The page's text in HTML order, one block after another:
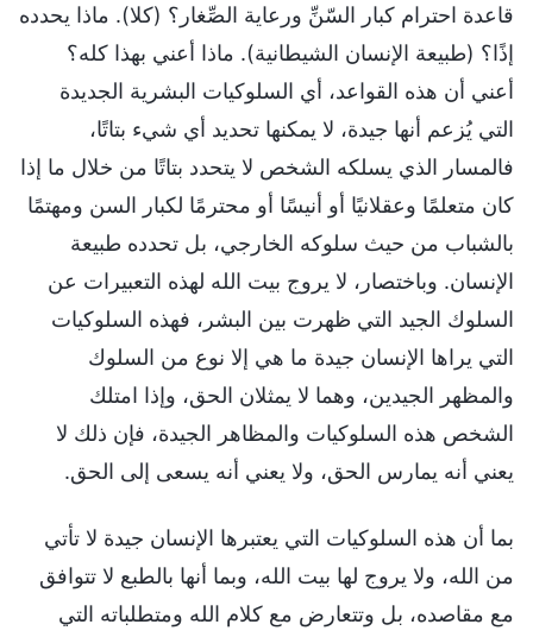
قاعدة احترام كبار السّنِّ ورعاية الصِّغار؟ (كلا). ماذا يحدده
إذًا؟ (طبيعة الإنسان الشيطانية). ماذا أعني بهذا كله؟
أعني أن هذه القواعد، أي السلوكيات البشرية الجديدة
التي يُزعم أنها جيدة، لا يمكنها تحديد أي شيء بتاتًا،
فالمسار الذي يسلكه الشخص لا يتحدد بتاتًا من خلال ما إذا
كان متعلمًا وعقلانيًا أو أنيسًا أو محترمًا لكبار السن ومهتمًا
بالشباب من حيث سلوكه الخارجي، بل تحدده طبيعة
الإنسان. وباختصار، لا يروج بيت الله لهذه التعبيرات عن
السلوك الجيد التي ظهرت بين البشر، فهذه السلوكيات
التي يراها الإنسان جيدة ما هي إلا نوع من السلوك
والمظهر الجيدين، وهما لا يمثلان الحق، وإذا امتلك
الشخص هذه السلوكيات والمظاهر الجيدة، فإن ذلك لا
يعني أنه يمارس الحق، ولا يعني أنه يسعى إلى الحق.
بما أن هذه السلوكيات التي يعتبرها الإنسان جيدة لا تأتي
من الله، ولا يروج لها بيت الله، وبما أنها بالطبع لا تتوافق
مع مقاصده، بل وتتعارض مع كلام الله ومتطلباته التي